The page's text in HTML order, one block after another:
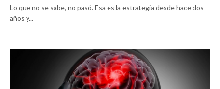
Lo que no se sabe, no pasó. Esa es la estrategia desde hace dos
años y...